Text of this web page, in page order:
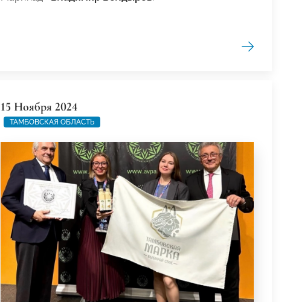
15 Ноября 2024
ТАМБОВСКАЯ ОБЛАСТЬ